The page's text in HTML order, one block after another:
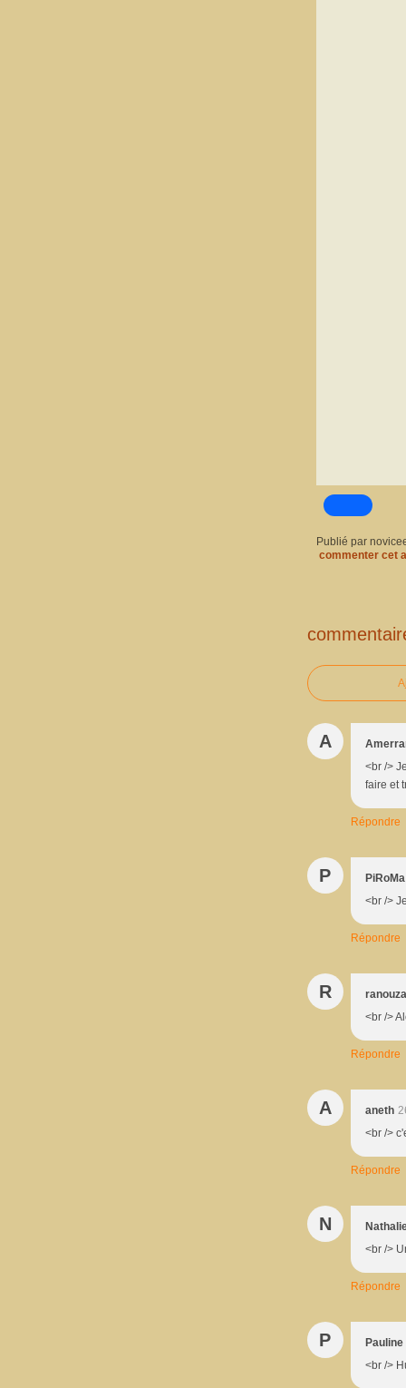
Publié par
commenter cet
A
<br />
faire et
Répondre
P
PiRoMa
<br />
Répondre
R
ranouza
<br />
Répondre
A aneth
<br />
Répondre
N
<br />
Répondre
P
Pauline
<br />